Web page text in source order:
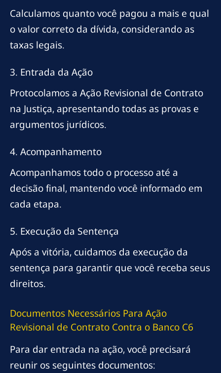
Calculamos quanto você pagou a mais e qual
o valor correto da dívida, considerando as
taxas legais.
3. Entrada da Ação
Protocolamos a Ação Revisional de Contrato
na Justiça, apresentando todas as provas e
argumentos jurídicos.
4. Acompanhamento
Acompanhamos todo o processo até a
decisão final, mantendo você informado em
cada etapa.
5. Execução da Sentença
Após a vitória, cuidamos da execução da
sentença para garantir que você receba seus
direitos.
Documentos Necessários Para Ação
Revisional de Contrato Contra o Banco C6
Para dar entrada na ação, você precisará
reunir os seguintes documentos: